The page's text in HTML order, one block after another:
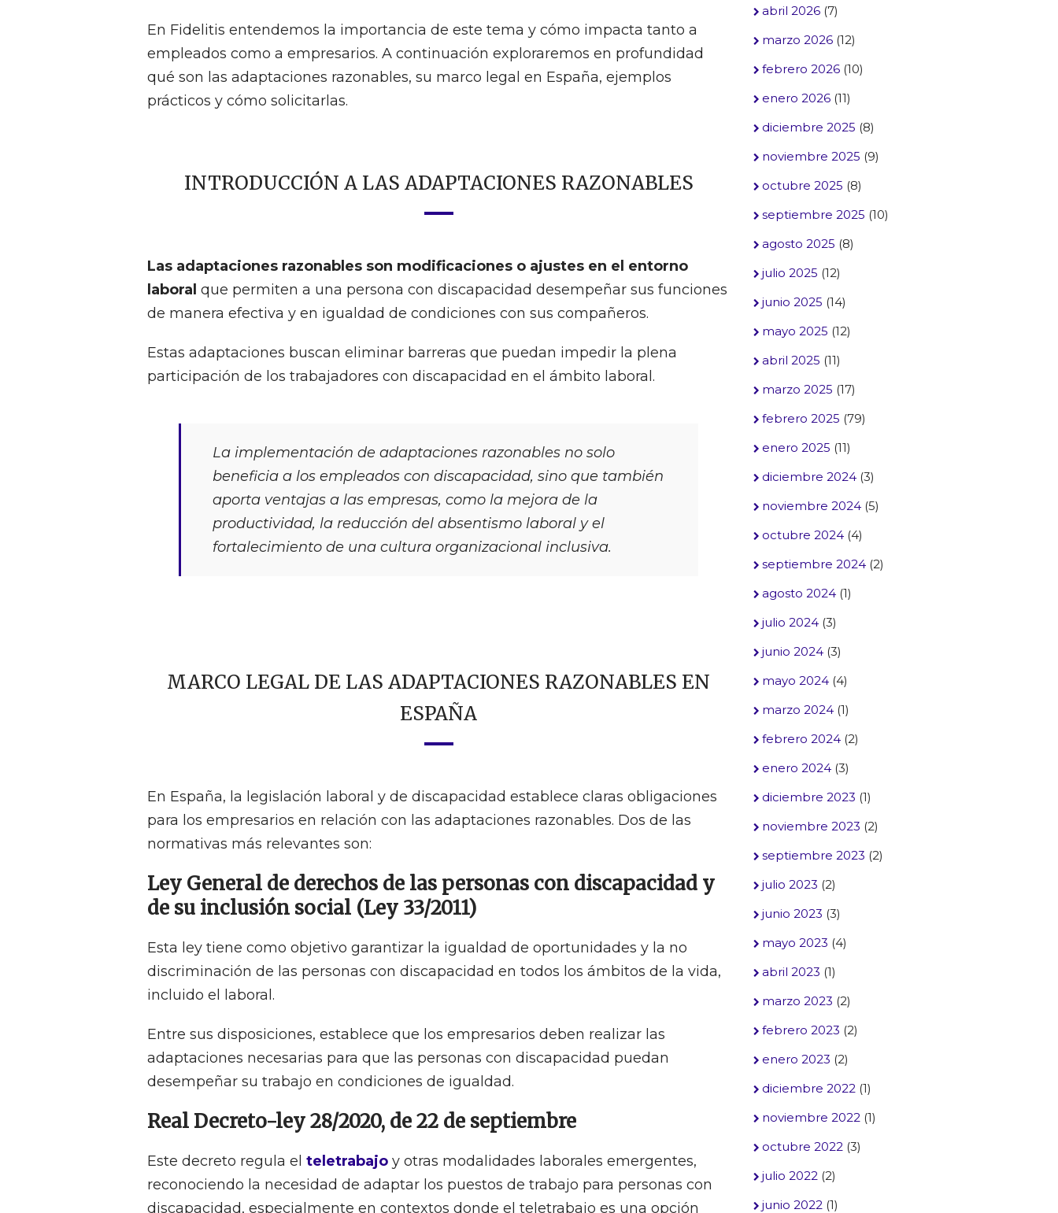
En Fidelitis entendemos la importancia de este tema y cómo impacta tanto a
empleados como a empresarios. A continuación exploraremos en profundidad
qué son las adaptaciones razonables, su marco legal en España, ejemplos
prácticos y cómo solicitarlas.
INTRODUCCIÓN A LAS ADAPTACIONES RAZONABLES
Las adaptaciones razonables son modificaciones o ajustes en el entorno
laboral que permiten a una persona con discapacidad desempeñar sus funciones
de manera efectiva y en igualdad de condiciones con sus compañeros.
Estas adaptaciones buscan eliminar barreras que puedan impedir la plena
participación de los trabajadores con discapacidad en el ámbito laboral.
La implementación de adaptaciones razonables no solo
beneficia a los empleados con discapacidad, sino que también
aporta ventajas a las empresas, como la mejora de la
productividad, la reducción del absentismo laboral y el
fortalecimiento de una cultura organizacional inclusiva.
MARCO LEGAL DE LAS ADAPTACIONES RAZONABLES EN
ESPAÑA
En España, la legislación laboral y de discapacidad establece claras obligaciones
para los empresarios en relación con las adaptaciones razonables. Dos de las
normativas más relevantes son:
Ley General de derechos de las personas con discapacidad y
de su inclusión social (Ley 33/2011)
Esta ley tiene como objetivo garantizar la igualdad de oportunidades y la no
discriminación de las personas con discapacidad en todos los ámbitos de la vida,
incluido el laboral.
Entre sus disposiciones, establece que los empresarios deben realizar las
adaptaciones necesarias para que las personas con discapacidad puedan
desempeñar su trabajo en condiciones de igualdad.
Real Decreto-ley 28/2020, de 22 de septiembre
Este decreto regula el teletrabajo y otras modalidades laborales emergentes,
reconociendo la necesidad de adaptar los puestos de trabajo para personas con
discapacidad, especialmente en contextos donde el teletrabajo es una opción
abril 2026 (7)
marzo 2026 (12)
febrero 2026 (10)
enero 2026 (11)
diciembre 2025 (8)
noviembre 2025 (9)
octubre 2025 (8)
septiembre 2025 (10)
agosto 2025 (8)
julio 2025 (12)
junio 2025 (14)
mayo 2025 (12)
abril 2025 (11)
marzo 2025 (17)
febrero 2025 (79)
enero 2025 (11)
diciembre 2024 (3)
noviembre 2024 (5)
octubre 2024 (4)
septiembre 2024 (2)
agosto 2024 (1)
julio 2024 (3)
junio 2024 (3)
mayo 2024 (4)
marzo 2024 (1)
febrero 2024 (2)
enero 2024 (3)
diciembre 2023 (1)
noviembre 2023 (2)
septiembre 2023 (2)
julio 2023 (2)
junio 2023 (3)
mayo 2023 (4)
abril 2023 (1)
marzo 2023 (2)
febrero 2023 (2)
enero 2023 (2)
diciembre 2022 (1)
noviembre 2022 (1)
octubre 2022 (3)
julio 2022 (2)
junio 2022 (1)